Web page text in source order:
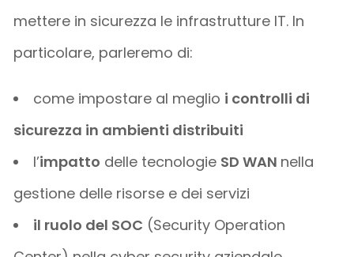
mettere in sicurezza le infrastrutture IT. In
particolare, parleremo di:
come impostare al meglio i controlli di
sicurezza in ambienti distribuiti
l’impatto delle tecnologie SD WAN nella
gestione delle risorse e dei servizi
il ruolo del SOC (Security Operation